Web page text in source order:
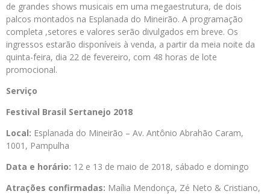
de grandes shows musicais em uma megaestrutura, de dois
palcos montados na Esplanada do Mineirão. A programação
completa ,setores e valores serão divulgados em breve. Os
ingressos estarão disponíveis à venda, a partir da meia noite da
quinta-feira, dia 22 de fevereiro, com 48 horas de lote
promocional.
Serviço
Festival Brasil Sertanejo 2018
Local: Esplanada do Mineirão – Av. Antônio Abrahão Caram,
1001, Pampulha
Data e horário: 12 e 13 de maio de 2018, sábado e domingo
Atrações confirmadas: Maília Mendonça, Zé Neto & Cristiano,